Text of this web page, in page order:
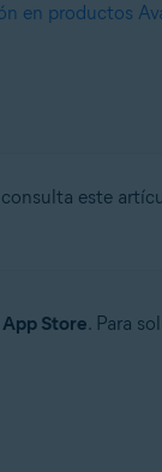
en productos
consulta este
App Store. Para